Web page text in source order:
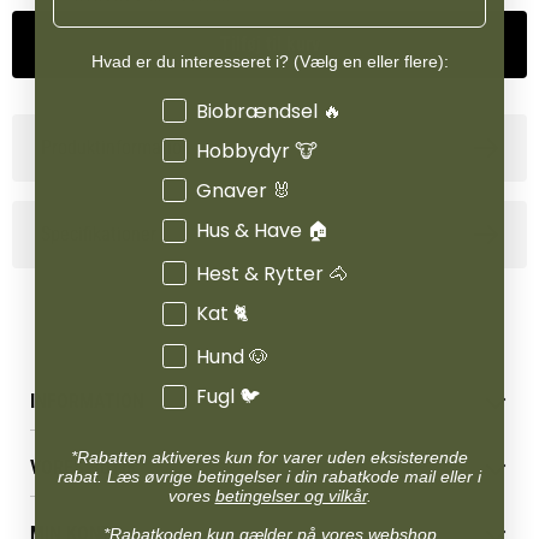
Produktinformation
INFORMATION
Reklamations- & fortrydelsesret
Levering & afhentning
Følg din bestilling
VORES BUTIK
MIN KONTO
Hvad er du interesseret i? (Vælg en eller flere):
Interesser
Biobrændsel 🔥
Hobbydyr 🐮
Gnaver 🐰
Hus & Have 🏠
Hest & Rytter 🐴
Kat 🐈
Hund 🐶
Fugl 🐦
*Rabatten aktiveres kun for varer uden eksisterende
rabat. Læs øvrige betingelser i din rabatkode mail eller i
vores betingelser og vilkår.
*Rabatkoden kun gælder på vores webshop